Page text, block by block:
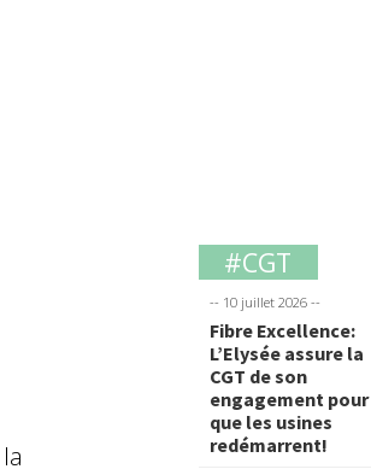
#CGT
-- 10 juillet 2026 --
Fibre Excellence:
L’Elysée assure la
CGT de son
engagement pour
que les usines
redémarrent!